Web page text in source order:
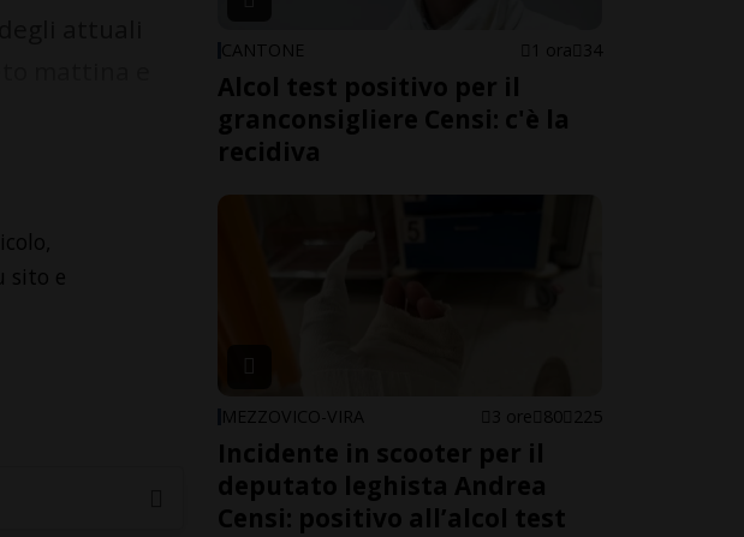
sito e
CANTONE 1 ora 34
Alcol test positivo per il
granconsigliere Censi: c'è la
recidiva
MEZZOVICO-VIRA 3 ore 80 225
Incidente in scooter per il
deputato leghista Andrea
Censi: positivo all’alcol test